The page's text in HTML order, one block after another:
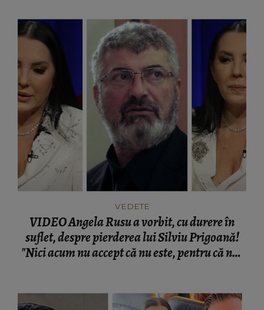
VEDETE
VIDEO Angela Rusu a vorbit, cu durere în
suflet, despre pierderea lui Silviu Prigoană!
"Nici acum nu accept că nu este, pentru că nu-